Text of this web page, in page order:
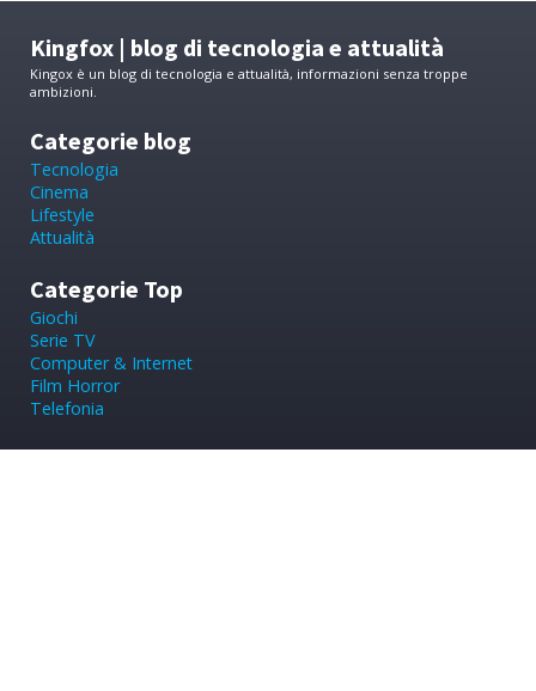
Kingfox | blog di tecnologia e attualità
Kingox è un blog di tecnologia e attualità, informazioni senza troppe
ambizioni.
Categorie blog
Tecnologia
Cinema
Lifestyle
Attualità
Categorie Top
Giochi
Serie TV
Computer & Internet
Film Horror
Telefonia